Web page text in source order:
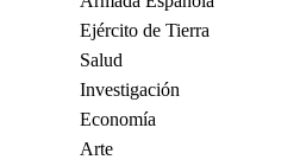
Ejército de Tierra
Salud
Investigación
Economía
Arte